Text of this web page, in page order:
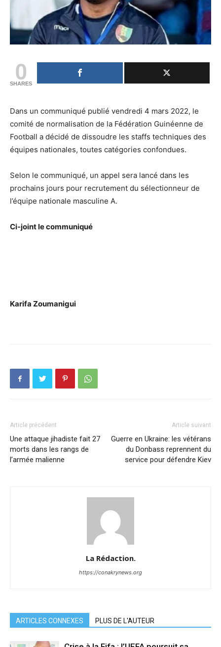
0
SHARES
Dans un communiqué publié vendredi 4 mars 2022, le
comité de normalisation de la Fédération Guinéenne de
Football a décidé de dissoudre les staffs techniques des
équipes nationales, toutes catégories confondues.
Selon le communiqué, un appel sera lancé dans les
prochains jours pour recrutement du sélectionneur de
l’équipe nationale masculine A.
Ci-joint le communiqué
Karifa Zoumanigui
Article précédent
Une attaque jihadiste fait 27
morts dans les rangs de
l’armée malienne
Article suivant
Guerre en Ukraine: les vétérans
du Donbass reprennent du
service pour défendre Kiev
La Rédaction.
https://conakrynews.org
ARTICLES CONNEXES PLUS DE L'AUTEUR